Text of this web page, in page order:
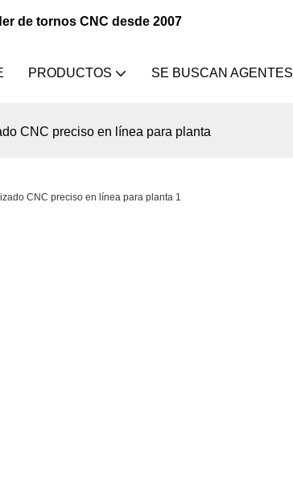
de tornos CNC desde 2007
PRODUCTOS SE BUSCAN AGENTES
CNC preciso en línea para planta